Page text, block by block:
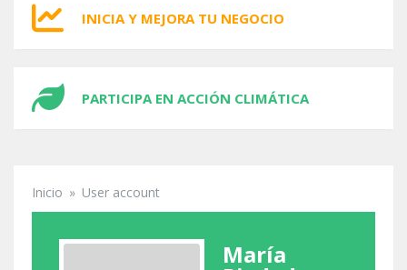
INICIA Y MEJORA TU NEGOCIO
PARTICIPA EN ACCIÓN CLIMÁTICA
Se encuentra usted aquí
Inicio » User account
María